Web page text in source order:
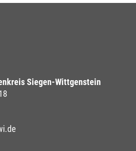
Siegen-Wittgenstein